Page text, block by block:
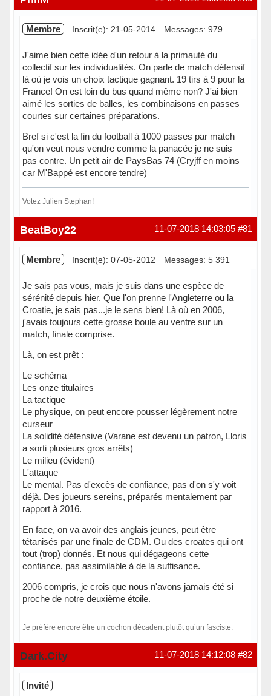
Membre Inscrit(e): 21-05-2014 Messages: 979
J'aime bien cette idée d'un retour à la primauté du
collectif sur les individualités. On parle de match défensif
là où je vois un choix tactique gagnant. 19 tirs à 9 pour la
France! On est loin du bus quand même non? J'ai bien
aimé les sorties de balles, les combinaisons en passes
courtes sur certaines préparations.
Bref si c'est la fin du football à 1000 passes par match
qu'on veut nous vendre comme la panacée je ne suis
pas contre. Un petit air de PaysBas 74 (Cryjff en moins
car M'Bappé est encore tendre)
Votez Julien Stephan!
Hors ligne #81
11-07-2018 14:03:05
BeatBoy22
Membre Inscrit(e): 07-05-2012 Messages: 5 391
Je sais pas vous, mais je suis dans une espèce de
sérénité depuis hier. Que l'on prenne l'Angleterre ou la
Croatie, je sais pas...je le sens bien! Là où en 2006,
j'avais toujours cette grosse boule au ventre sur un
match, finale comprise.
Là, on est prêt:
Le schéma
Les onze titulaires
La tactique
Le physique, on peut encore pousser légèrement notre
curseur
La solidité défensive (Varane est devenu un patron, Lloris
a sorti plusieurs gros arrêts)
Le milieu (évident)
L'attaque
Le mental. Pas d'excès de confiance, pas d'on s'y voit
déjà. Des joueurs sereins, préparés mentalement par
rapport à 2016.
En face, on va avoir des anglais jeunes, peut être
tétanisés par une finale de CDM. Ou des croates qui ont
tout (trop) donnés. Et nous qui dégageons cette
confiance, pas assimilable à de la suffisance.
2006 compris, je crois que nous n'avons jamais été si
proche de notre deuxième étoile.
Je préfère encore être un cochon décadent plutôt qu’un fasciste.
Hors ligne #82
11-07-2018 14:12:08
Dark.City
Invité